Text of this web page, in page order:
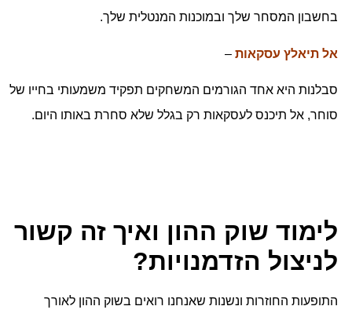
בחשבון המסחר שלך ובמוכנות המנטלית שלך.
אל תיאלץ עסקאות–
סבלנות היא אחד הגורמים המשחקים תפקיד משמעותי בחייו של
סוחר, אל תיכנס לעסקאות רק בגלל שלא סחרת באותו היום.
לימוד שוק ההון ואיך זה קשור
לניצול הזדמנויות?
התופעות החוזרות ונשנות שאנחנו רואים בשוק ההון לאורך